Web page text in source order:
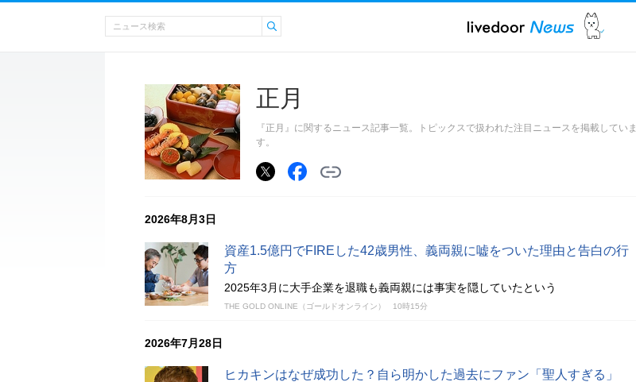
正月
『正月』に関するニュース記事一覧。トピックスで扱われた注目ニュースを掲載していま
す。
2026年8月3日
資産1.5億円でFIREした42歳男性、義両親に嘘をついた理由と告白の行
方
2025年3月に大手企業を退職も義両親には事実を隠していたという
THE GOLD ONLINE（ゴールドオンライン） 10時15分
2026年7月28日
ヒカキンはなぜ成功した？自ら明かした過去にファン「聖人すぎる」